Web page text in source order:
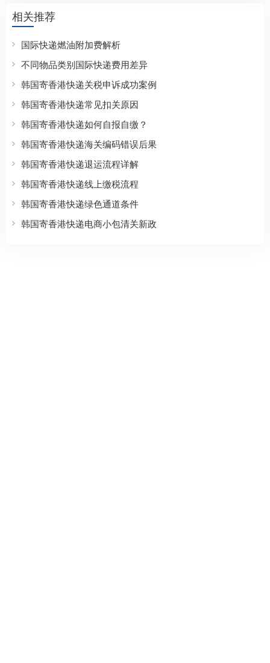
相关推荐
国际快递燃油附加费解析
不同物品类别国际快递费用差异
韩国寄香港快递关税申诉成功案例
韩国寄香港快递常见扣关原因
韩国寄香港快递如何自报自缴？
韩国寄香港快递海关编码错误后果
韩国寄香港快递退运流程详解
韩国寄香港快递线上缴税流程
韩国寄香港快递绿色通道条件
韩国寄香港快递电商小包清关新政